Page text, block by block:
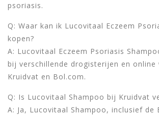
psoriasis.
Q: Waar kan ik Lucovitaal Eczeem
kopen?
A: Lucovitaal Eczeem Psoriasis
bij verschillende drogisterijen en online
Kruidvat en Bol.com.
Q: Is Lucovitaal Shampoo bij Kruidvat
A: Ja, Lucovitaal Shampoo, inclusief de